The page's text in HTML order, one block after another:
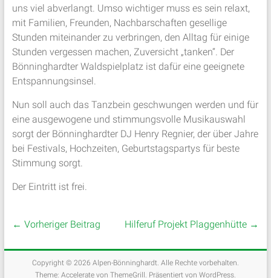
uns viel abverlangt. Umso wichtiger muss es sein relaxt,
mit Familien, Freunden, Nachbarschaften gesellige
Stunden miteinander zu verbringen, den Alltag für einige
Stunden vergessen machen, Zuversicht „tanken“. Der
Bönninghardter Waldspielplatz ist dafür eine geeignete
Entspannungsinsel.
Nun soll auch das Tanzbein geschwungen werden und für
eine ausgewogene und stimmungsvolle Musikauswahl
sorgt der Bönninghardter DJ Henry Regnier, der über Jahre
bei Festivals, Hochzeiten, Geburtstagspartys für beste
Stimmung sorgt.
Der Eintritt ist frei.
← Vorheriger Beitrag Hilferuf Projekt Plaggenhütte →
Copyright © 2026 Alpen-Bönninghardt. Alle Rechte vorbehalten.
Theme: Acceleratevon ThemeGrill. Präsentiert von WordPress.